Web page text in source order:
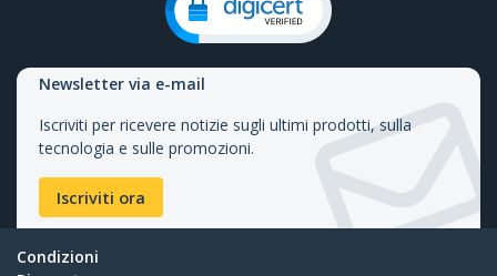
Newsletter via e-mail
Iscriviti per ricevere notizie sugli ultimi prodotti, sulla
tecnologia e sulle promozioni.
Iscriviti ora
Condizioni